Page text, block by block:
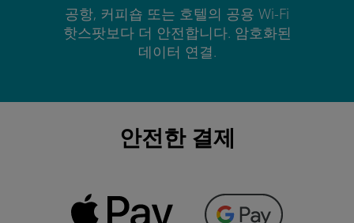
공항, 커피숍 또는 호텔의 공용 Wi-Fi
핫스팟보다 더 안전합니다. 암호화된
데이터 연결.
안전한 결제